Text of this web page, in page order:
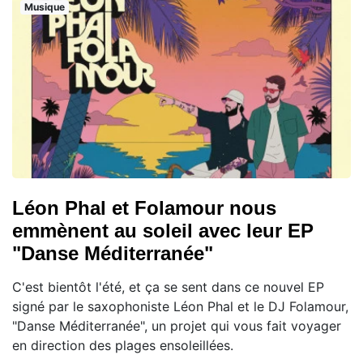
Musique
Léon Phal et Folamour nous
emmènent au soleil avec leur EP
"Danse Méditerranée"
C'est bientôt l'été, et ça se sent dans ce nouvel EP
signé par le saxophoniste Léon Phal et le DJ Folamour,
"Danse Méditerranée", un projet qui vous fait voyager
en direction des plages ensoleillées.